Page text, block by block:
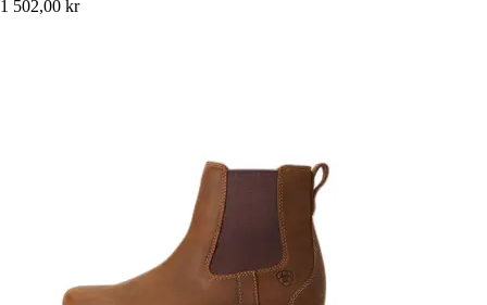
1 502,00 kr